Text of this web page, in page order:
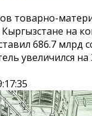
товарно-
на
686.7 млрд
увеличился на